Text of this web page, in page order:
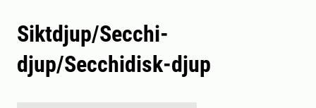
Siktdjup/Secchi-
djup/Secchidisk-djup